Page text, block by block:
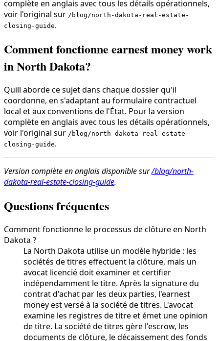
complète en anglais avec tous les détails opérationnels,
voir l'original sur /blog/north-dakota-real-estate-
closing-guide.
Comment fonctionne earnest money work
in North Dakota?
Quill aborde ce sujet dans chaque dossier qu'il
coordonne, en s'adaptant au formulaire contractuel
local et aux conventions de l'État. Pour la version
complète en anglais avec tous les détails opérationnels,
voir l'original sur /blog/north-dakota-real-estate-
closing-guide.
Version complète en anglais disponible sur/blog/north-
dakota-real-estate-closing-guide.
Questions fréquentes
Comment fonctionne le processus de clôture en North
Dakota ?
La North Dakota utilise un modèle hybride : les
sociétés de titres effectuent la clôture, mais un
avocat licencié doit examiner et certifier
indépendamment le titre. Après la signature du
contrat d'achat par les deux parties, l'earnest
money est versé à la société de titres. L'avocat
examine les registres de titre et émet une opinion
de titre. La société de titres gère l'escrow, les
documents de clôture, le décaissement des fonds